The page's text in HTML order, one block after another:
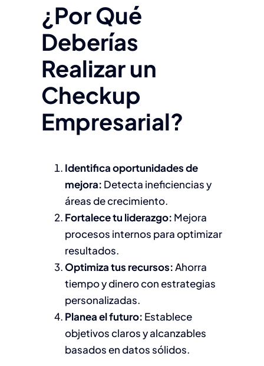
¿Por Qué
Deberías
Realizar un
Checkup
Empresarial?
Identifica oportunidades de
mejora: Detecta ineficiencias y
áreas de crecimiento.
Fortalece tu liderazgo: Mejora
procesos internos para optimizar
resultados.
Optimiza tus recursos:Ahorra
tiempo y dinero con estrategias
personalizadas.
Planea el futuro: Establece
objetivos claros y alcanzables
basados en datos sólidos.